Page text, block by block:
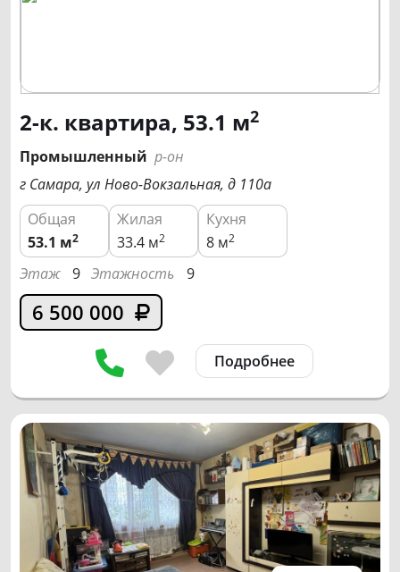
2-к. квартира, 53.1 м2
Промышленный р-он
г Самара, ул Ново-Вокзальная, д 110а
Общая
Жилая
Кухня
53.1 м2 33.4 м2 8 м2
Этаж 9 Этажность 9
6 500 000
Подробнее